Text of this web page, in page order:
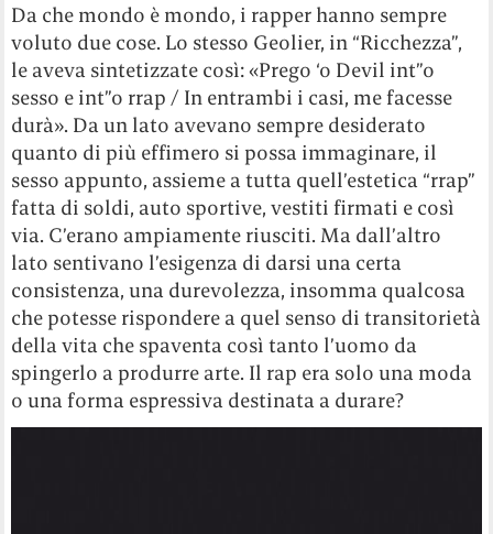
Da che mondo è mondo, i rapper hanno sempre
voluto due cose. Lo stesso Geolier, in “Ricchezza”,
le aveva sintetizzate così: «Prego ‘o Devil int”o
sesso e int”o rrap / In entrambi i casi, me facesse
durà». Da un lato avevano sempre desiderato
quanto di più effimero si possa immaginare, il
sesso appunto, assieme a tutta quell’estetica “rrap”
fatta di soldi, auto sportive, vestiti firmati e così
via. C’erano ampiamente riusciti. Ma dall’altro
lato sentivano l’esigenza di darsi una certa
consistenza, una durevolezza, insomma qualcosa
che potesse rispondere a quel senso di transitorietà
della vita che spaventa così tanto l’uomo da
spingerlo a produrre arte. Il rap era solo una moda
o una forma espressiva destinata a durare?